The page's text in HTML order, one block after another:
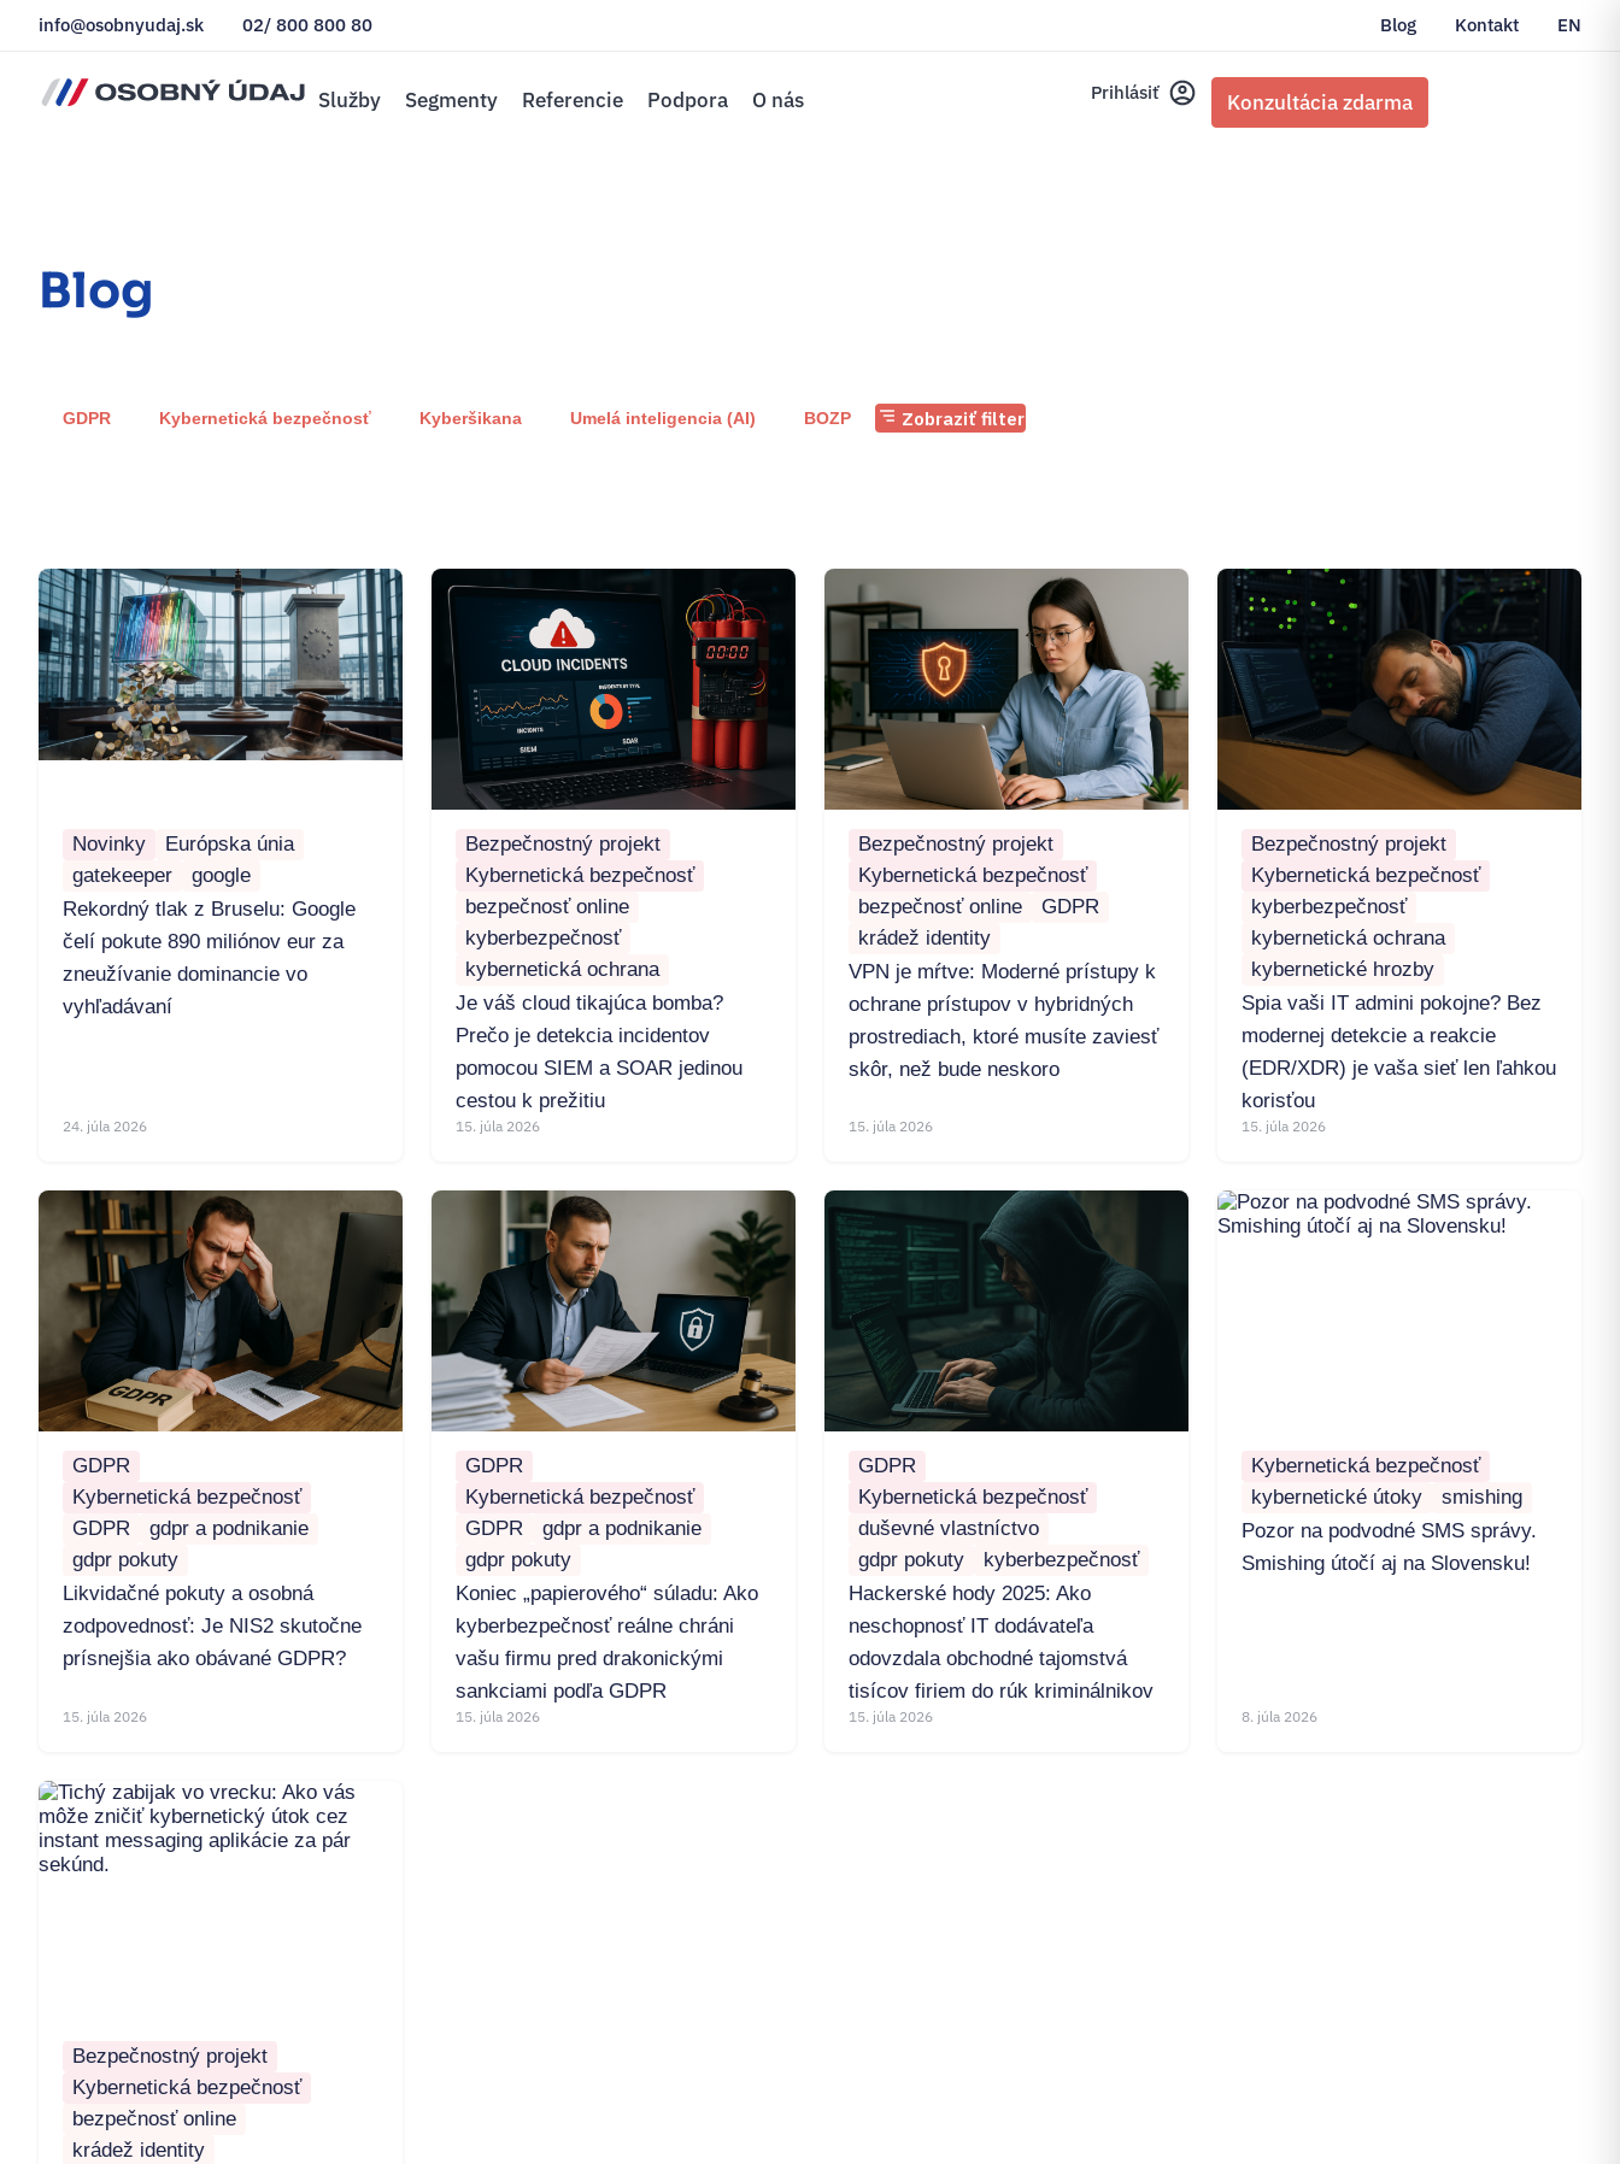
info@osobnyudaj.sk 02/ 800 800 80 Blog Kontakt EN
Služby Segmenty Referencie Podpora O nás Prihlásiť Konzultácia zdarma
Blog
GDPR Kybernetická bezpečnosť Kyberšikana Umelá inteligencia (AI) BOZP Zobraziť filter
Novinky
Európska únia
gatekeeper
google
Rekordný tlak z Bruselu: Google
čelí pokute 890 miliónov eur za
zneužívanie dominancie vo
vyhľadávaní
24. júla 2026
Bezpečnostný projekt
Kybernetická bezpečnosť
bezpečnosť online
kyberbezpečnosť
kybernetická ochrana
Je váš cloud tikajúca bomba?
Prečo je detekcia incidentov
pomocou SIEM a SOAR jedinou
cestou k prežitiu
15. júla 2026
Bezpečnostný projekt
Kybernetická bezpečnosť
bezpečnosť online
GDPR
krádež identity
VPN je mŕtve: Moderné prístupy k
ochrane prístupov v hybridných
prostrediach, ktoré musíte zaviesť
skôr, než bude neskoro
15. júla 2026
Bezpečnostný projekt
Kybernetická bezpečnosť
kyberbezpečnosť
kybernetická ochrana
kybernetické hrozby
Spia vaši IT admini pokojne? Bez
modernej detekcie a reakcie
(EDR/XDR) je vaša sieť len ľahkou
korisťou
15. júla 2026
GDPR
Kybernetická bezpečnosť
GDPR
gdpr a podnikanie
gdpr pokuty
Likvidačné pokuty a osobná
zodpovednosť: Je NIS2 skutočne
prísnejšia ako obávané GDPR?
15. júla 2026
GDPR
Kybernetická bezpečnosť
GDPR
gdpr a podnikanie
gdpr pokuty
Koniec „papierového“ súladu: Ako
kyberbezpečnosť reálne chráni
vašu firmu pred drakonickými
sankciami podľa GDPR
15. júla 2026
GDPR
Kybernetická bezpečnosť
duševné vlastníctvo
gdpr pokuty
kyberbezpečnosť
Hackerské hody 2025: Ako
neschopnosť IT dodávateľa
odovzdala obchodné tajomstvá
tisícov firiem do rúk kriminálnikov
15. júla 2026
Kybernetická bezpečnosť
kybernetické útoky
smishing
Pozor na podvodné SMS správy.
Smishing útočí aj na Slovensku!
8. júla 2026
Bezpečnostný projekt
Kybernetická bezpečnosť
bezpečnosť online
krádež identity